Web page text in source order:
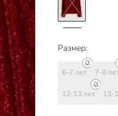
Размер:
6-7 лет 7-8
12-13 лет 13-